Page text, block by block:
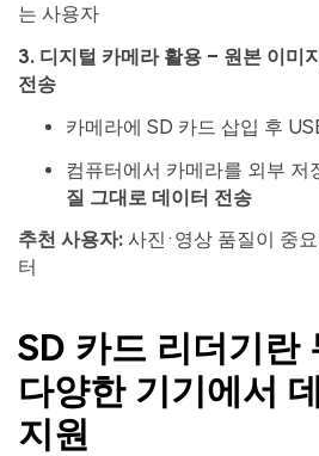
는 사용자
3. 디지털 카메라 활용 – 원본 이미
전송
카메라에 SD 카드 삽입 후
컴퓨터에서 카메라를 외부 저
질 그대로 데이터 전송
추천 사용자: 사진·영상 품질이 중
터
SD 카드 리더기란
다양한 기기에서
지원